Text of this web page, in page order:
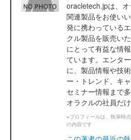
oracletech.jpは、
関連製品をお使い
発に携わっている
クル製品を販売い
にとって有益な情
ています。エンタ
に、製品情報や技
ー・トレンド、キ
セミナー情報まで
オラクルの社員だ
※プロフィールは、執筆時
の内容です